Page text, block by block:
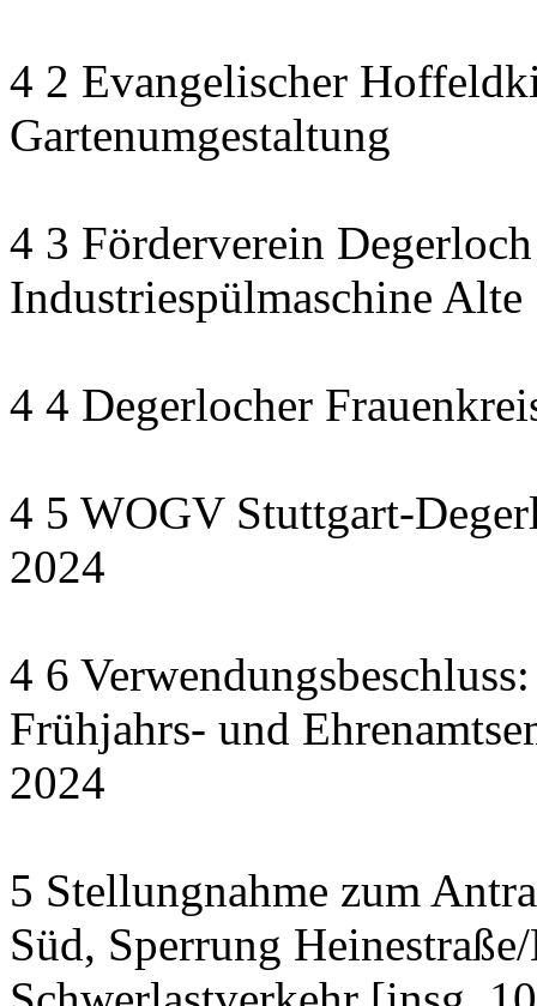
4 2 Evangelischer
Gartenumgestaltung
4 3 Förderverein
Industriespülmaschine Alte
4 4 Degerlocher
4 5 WOGV Stuttgart-
2024
4 6
Frühjahrs- und
2024
5 Stellungnahme zum
Süd, Sperrung